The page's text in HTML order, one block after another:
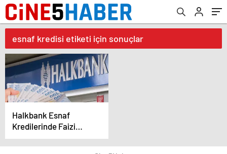
esnaf kredisi etiketi için sonuçlar
Halkbank Esnaf
Kredilerinde Faizi
Arttırdı